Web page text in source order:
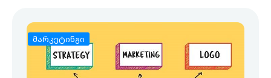
მარკეტინგი